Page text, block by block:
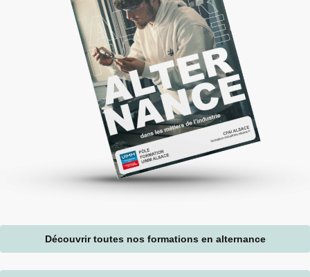
Découvrir toutes nos formations en alternance